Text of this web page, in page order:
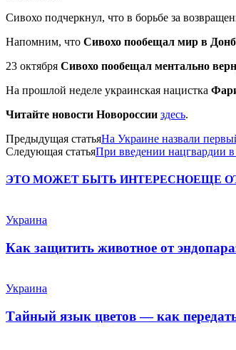
Сивохо подчеркнул, что в борьбе за
Напомним, что Сивохо пообещал мир в
23 октября Сивохо пообещал ментально
На прошлой неделе украинская нацистка
Читайте новости Новороссии здесь.
Предыдущая статьяНа Украине назвали
Следующая статьяПри введении нацгвардии
ЭТО МОЖЕТ БЫТЬ ИНТЕРЕСНОЕЩЕ
Украина
Как защитить животное от
Украина
Тайный язык цветов — как